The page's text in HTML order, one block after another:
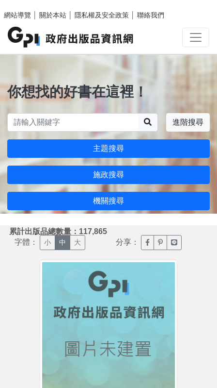
網站導覽
關於本站 隱私權及安全政策 聯絡我們
你想找的好書在這裡！
進階搜尋
主題搜尋
施政搜尋
機關搜尋
累計出版品總數量：117,865
字體： 小 中 大 分享： 臉書分享(另開新視窗)
噗浪分享(另開新
Line分享(另